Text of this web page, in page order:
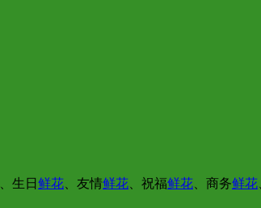
、生日 鲜花 、友情鲜花 、祝福鲜花 、商务鲜花